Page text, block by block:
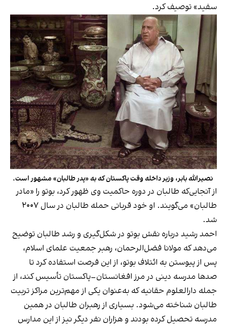
سفید» توصیف کرد.
نصیرالله بابر، وزیر داخله وقت پاکستان که به «پدر طالبان» مشهور است.
از آنجایی‌که طالبان در دوره حاکمیت وی ظهور کرد، بوتو را «مادر
طالبان» می‌گویند. او خود قربانی حمله طالبان در سال ۲۰۰۷
شد.
احمد رشید درباره نقش بوتو در شکل‌گیری و رشد طالبان توضیح
می‌دهد که مولانا فضل‌الرحمان، رهبر جمعیت علمای اسلام،
پس از پیوستن به ائتلاف بوتو، از این فرصت استفاده کرد تا
صدها مدرسه دینی در مرز افغانستان–پاکستان تأسیس کند، از
جمله دارالعلوم حقانیه که به‌عنوان یکی از مهم‌ترین مراکز تربیت
طالبان شناخته می‌شود. بسیاری از رهبران طالبان در همین
مدرسه تحصیل کرده بودند و هزاران نفر دیگر نیز از این مدارس